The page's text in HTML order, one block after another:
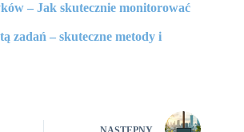
– Jak skutecznie monitorować
zadań – skuteczne metody i